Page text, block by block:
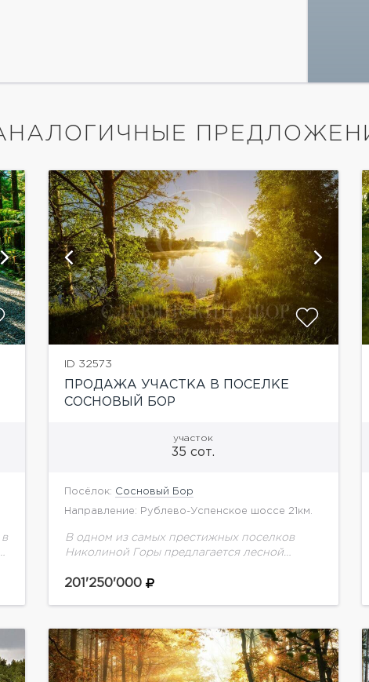
в
ID 32573
ПРОДАЖА УЧАСТКА В ПОСЕЛКЕ
СОСНОВЫЙ БОР
участок
35 сот.
Посёлок: Сосновый Бор
Направление: Рублево-Успенское шоссе 21км.
В одном из самых престижных поселков
Николиной Горы предлагается лесной
создано главное — вековые сосны,
201'250'000
показать ещё 12 фотографий